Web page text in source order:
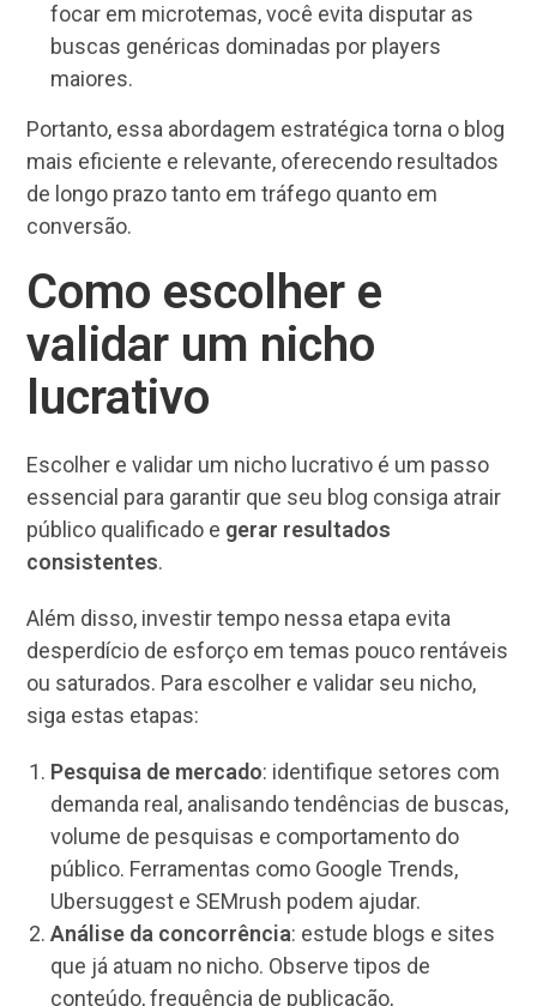
focar em microtemas, você evita disputar as
buscas genéricas dominadas por players
maiores.
Portanto, essa abordagem estratégica torna o blog
mais eficiente e relevante, oferecendo resultados
de longo prazo tanto em tráfego quanto em
conversão.
Como escolher e
validar um nicho
lucrativo
Escolher e validar um nicho lucrativo é um passo
essencial para garantir que seu blog consiga atrair
público qualificado e gerar resultados
consistentes.
Além disso, investir tempo nessa etapa evita
desperdício de esforço em temas pouco rentáveis
ou saturados. Para escolher e validar seu nicho,
siga estas etapas:
Pesquisa de mercado: identifique setores com
demanda real, analisando tendências de buscas,
volume de pesquisas e comportamento do
público. Ferramentas como Google Trends,
Ubersuggest e SEMrush podem ajudar.
Análise da concorrência: estude blogs e sites
que já atuam no nicho. Observe tipos de
conteúdo, frequência de publicação,